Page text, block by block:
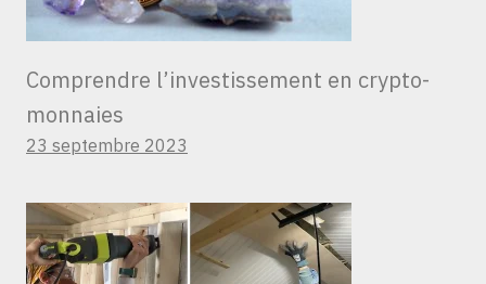
Comprendre l’investissement en crypto-
monnaies
23 septembre 2023